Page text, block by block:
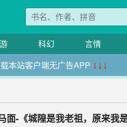
科幻 言情
本站客户端无广告APP ↓↓↓
-《城隍是我老祖，原来我